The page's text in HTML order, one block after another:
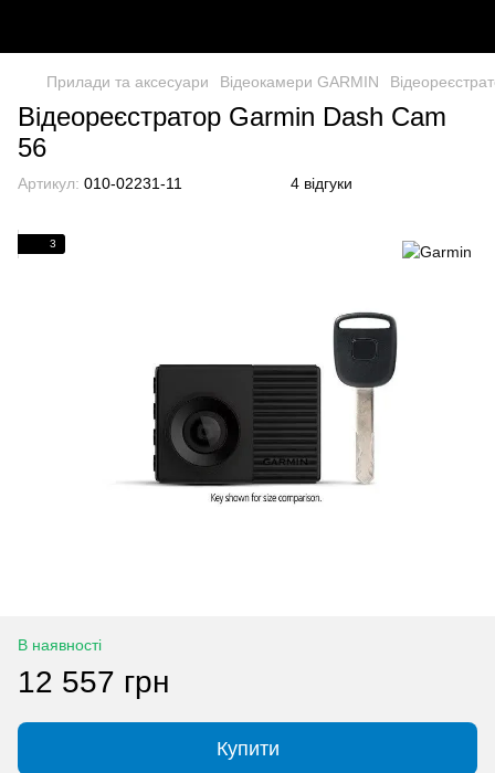
Прилади та аксесуари Відеокамери GARMIN
Відеореєстратор Garmin Dash Cam
56
Артикул: 010-02231-11 4 відгуки
3
В наявності
12 557 грн
Купити